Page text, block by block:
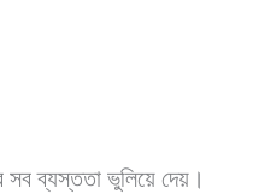
ব্যস্ততা ভুলিয়ে দেয়।